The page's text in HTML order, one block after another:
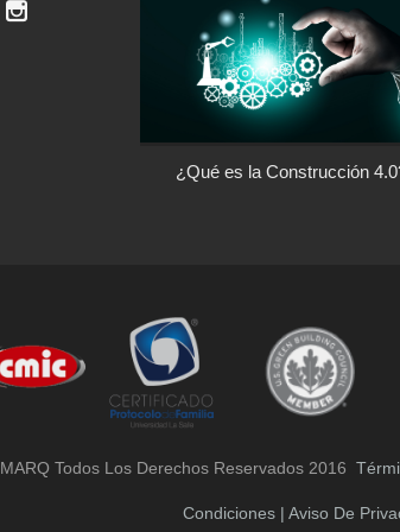
¿Qué es la Construcción
MARQ Todos Los Derechos Reservados 2016
Condiciones | Aviso De